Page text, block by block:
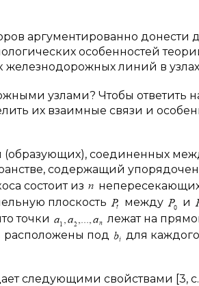
аргументированно донести
особенностей
железнодорожных линий в
узлами? Чтобы ответить
их взаимные связи и
(образующих), соединенных
содержащий
состоит из
плоскость между
и
точки лежат на
расположены под для каждого
следующими свойствами [3, с.